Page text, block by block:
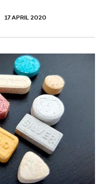
17 APRIL 2020